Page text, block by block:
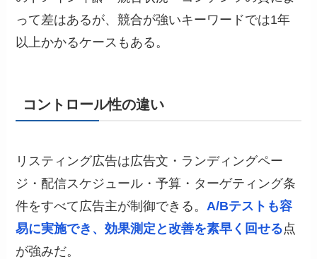
って差はあるが、競合が強いキーワードでは1年
以上かかるケースもある。
コントロール性の違い
リスティング広告は広告文・ランディングペー
ジ・配信スケジュール・予算・ターゲティング条
件をすべて広告主が制御できる。 A/Bテストも容
易に実施でき、効果測定と改善を素早く回せる点
が強みだ。